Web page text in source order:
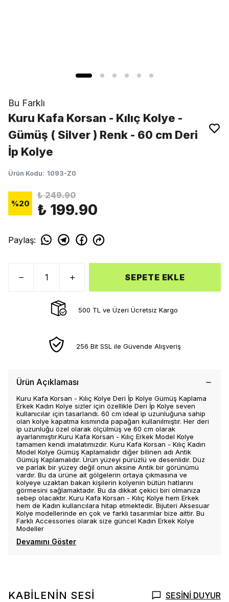
Bu Farklı
Kuru Kafa Korsan - Kılıç Kolye -
Gümüş ( Silver ) Renk - 60 cm Deri
İp Kolye
Ürün Kodu: 1093-Z0
%20
₺ 249.90
₺ 199.90
Paylaş:
SEPETE EKLE
500 TL ve Üzeri Ücretsiz Kargo
256 Bit SSL ile Güvende Alışveriş
Ürün Açıklaması
Kuru Kafa Korsan - Kılıç Kolye Deri İp Kolye Gümüş Kaplama
Erkek Kadın Kolye sizler için özellikle Deri İp Kolye seven
kullanıcılar için tasarlandı. 60 cm ideal ip uzunluğuna sahip
olan kolye kapatma kısmında papağan kullanılmıştır. Her deri
ip uzunluğu özel olarak ölçülmüş ve 60 cm olarak
ayarlanmıştır.Kuru Kafa Korsan - Kılıç Erkek Model Kolye
tamamen kendi imalatımızdır. Kuru Kafa Korsan - Kılıç Kadın
Model Kolye Gümüş Kaplamalıdır diğer bilinen adı Antik
Gümüş Kaplamalıdır. Ürün yüzeyi pürüzlü ve desenlidir. Düz
ve parlak bir yüzey değil onun aksine Antik bir görünümü
vardır. Bu da ürüne ait gölgelerin ortaya çıkmasına ve
kolyeye uzaktan bakan kişilerin kolyenin bütün hatlarını
görmesini sağlamaktadır. Bu da dikkat çekici biri olmanıza
sebep olacaktır. Kuru Kafa Korsan - Kılıç Kolye hem Erkek
hem de Kadın kullancılara hitap etmektedir. Bijuteri Aksesuar
Kolye modellerinde en çok ve farklı tasarımlar bize aittir. Bu
Farklı Accessories olarak size güncel Kadın Erkek Kolye
Modeller
Devamını Göster
KABİLENİN SESİ SESİNİ DUYUR